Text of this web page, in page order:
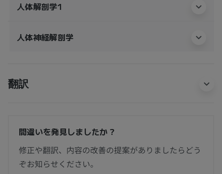
人体解剖学1
人体神経解剖学
翻訳
間違いを発見しましたか？
修正や翻訳、内容の改善の提案がありましたらどう
ぞお知らせください。